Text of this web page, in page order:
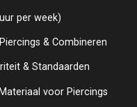
per week)
& Combineren
& Standaarden
voor Piercings